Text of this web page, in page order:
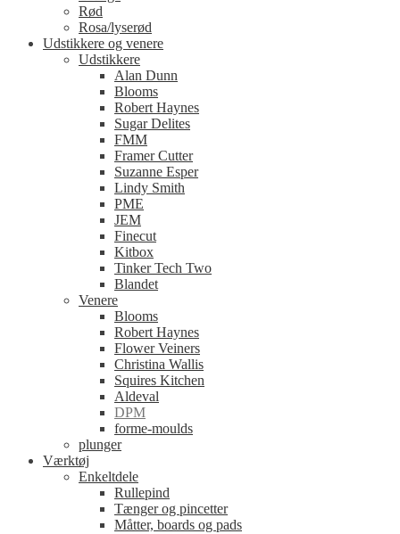
Rød
Rosa/lyserød
Udstikkere og venere
Udstikkere
Alan Dunn
Blooms
Robert Haynes
Sugar Delites
FMM
Framer Cutter
Suzanne Esper
Lindy Smith
PME
JEM
Finecut
Kitbox
Tinker Tech Two
Blandet
Venere
Blooms
Robert Haynes
Flower Veiners
Christina Wallis
Squires Kitchen
Aldeval
DPM
forme-moulds
plunger
Værktøj
Enkeltdele
Rullepind
Tænger og pincetter
Måtter, boards og pads